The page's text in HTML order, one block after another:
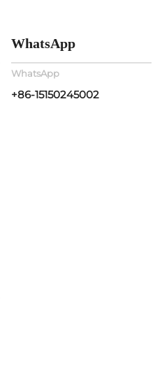
WhatsApp
WhatsApp
+86-15150245002